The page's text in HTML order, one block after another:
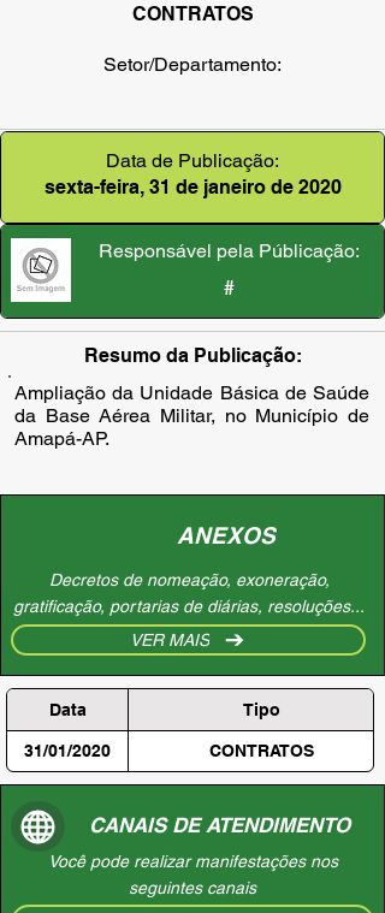
CONTRATOS
Setor/Departamento:
Data de Publicação:
sexta-feira, 31 de janeiro de 2020
Responsável pela Públicação:
#
Resumo da Publicação:
Ampliação da Unidade Básica de Saúde
da Base Aérea Militar, no Município de
Amapá-AP.
ANEXOS
Decretos de nomeação, exoneração,
gratificação, portarias de diárias, resoluções...
VER MAIS
Data Tipo
31/01/2020 CONTRATOS
CANAIS DE ATENDIMENTO
Você pode realizar manifestações nos
seguintes canais